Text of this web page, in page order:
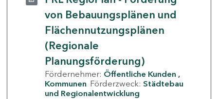
von Bebauungsplänen und
Flächennutzungsplänen
(Regionale
Planungsförderung)
Fördernehmer: Öffentliche Kunden
Kommunen Förderzweck: Städtebau
und Regionalentwicklung